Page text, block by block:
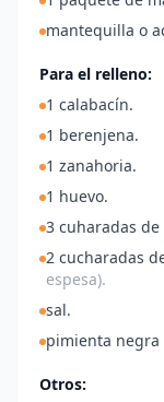
mantequilla o
Para el relleno:
1 calabacín.
1 berenjena.
1 zanahoria.
1 huevo.
3 cuharadas
2 cucharadas
espesa).
sal.
pimienta negra
Otros: